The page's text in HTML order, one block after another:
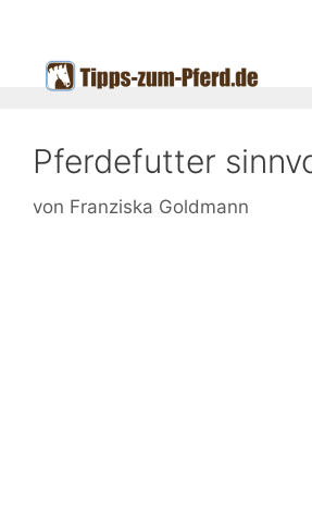
springen
Pferdefutter
von Franziska Goldmann